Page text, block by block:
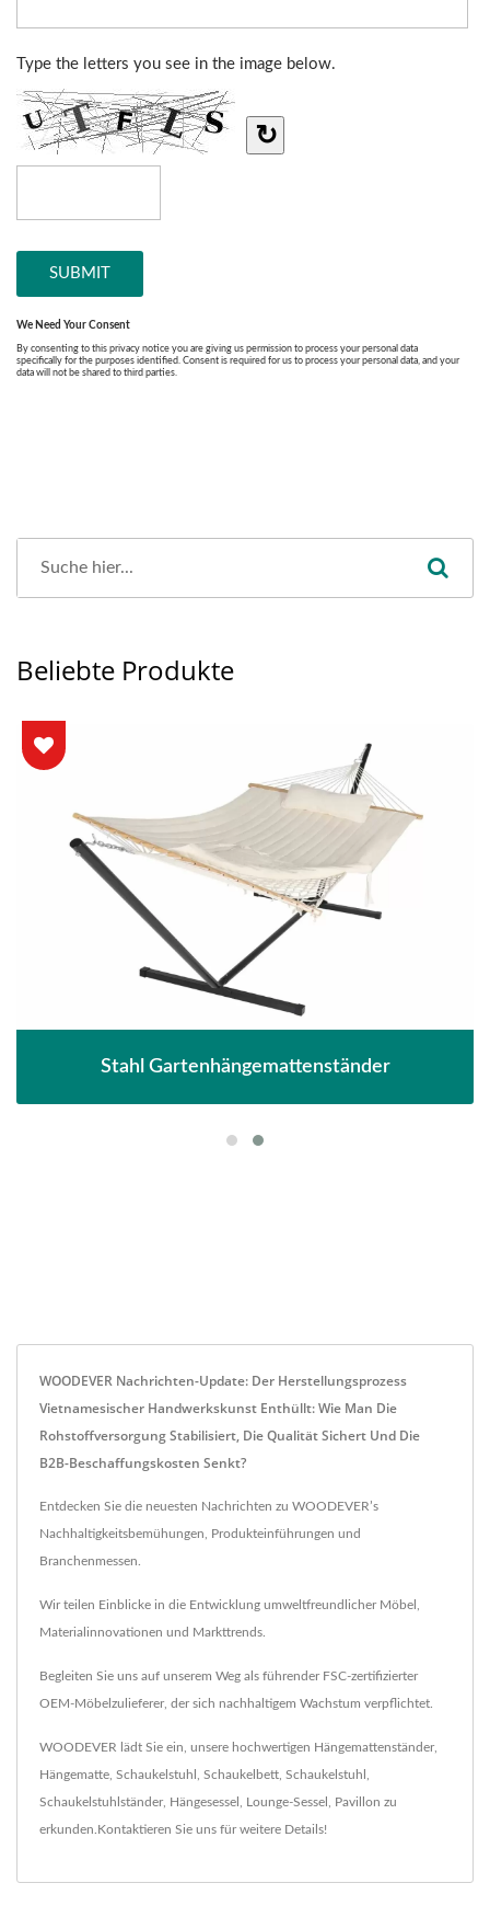
Beliebte Produkte
Stahl Gartenhängemattenständer
WOODEVER Nachrichten-Update: Der Herstellungsprozess
Vietnamesischer Handwerkskunst Enthüllt: Wie Man Die
Rohstoffversorgung Stabilisiert, Die Qualität Sichert Und Die
B2B-Beschaffungskosten Senkt?
Entdecken Sie die neuesten Nachrichten zu WOODEVER’s
Nachhaltigkeitsbemühungen, Produkteinführungen und
Branchenmessen.
Wir teilen Einblicke in die Entwicklung umweltfreundlicher Möbel,
Materialinnovationen und Markttrends.
Begleiten Sie uns auf unserem Weg als führender FSC-zertifizierter
OEM-Möbelzulieferer, der sich nachhaltigem Wachstum verpflichtet.
WOODEVER lädt Sie ein, unsere hochwertigen Hängemattenständer,
Hängematte Schaukelstuhl Schaukelbett Schaukelstuhl
Schaukelstuhlständer, Hängesessel Lounge-Sessel Pavillon zu
erkunden. Kontaktieren Sie uns für weitere Details!